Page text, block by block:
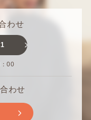
わせ
00
わせ